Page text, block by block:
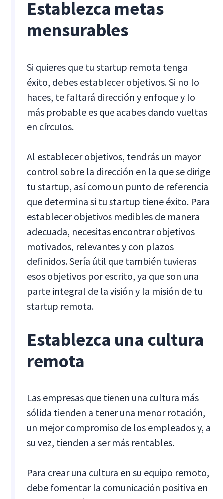
Establezca metas
mensurables
Si quieres que tu startup remota tenga
éxito, debes establecer objetivos. Si no lo
haces, te faltará dirección y enfoque y lo
más probable es que acabes dando vueltas
en círculos.
Al establecer objetivos, tendrás un mayor
control sobre la dirección en la que se dirige
tu startup, así como un punto de referencia
que determina si tu startup tiene éxito. Para
establecer objetivos medibles de manera
adecuada, necesitas encontrar objetivos
motivados, relevantes y con plazos
definidos. Sería útil que también tuvieras
esos objetivos por escrito, ya que son una
parte integral de la visión y la misión de tu
startup remota.
Establezca una cultura
remota
Las empresas que tienen una cultura más
sólida tienden a tener una menor rotación,
un mejor compromiso de los empleados y, a
su vez, tienden a ser más rentables.
Para crear una cultura en su equipo remoto,
debe fomentar la comunicación positiva en